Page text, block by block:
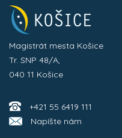
Magistrát mesta Košice
Tr. SNP 48/A,
040 11 Košice
+421 55 6419 111
Napíšte nám